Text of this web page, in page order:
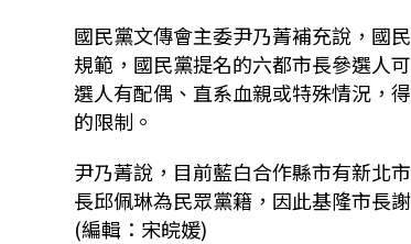
國民黨文傳會主委尹乃菁補充說，國
規範，國民黨提名的六都市長參選人
選人有配偶、直系血親或特殊情況，
的限制。
尹乃菁說，目前藍白合作縣市有新北
長邱佩琳為民眾黨籍，因此基隆市長
(編輯：宋皖媛)